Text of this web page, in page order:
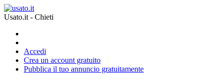
Usato.it - Chieti
Accedi
Crea un account gratuito
Pubblica il tuo annuncio gratuitamente